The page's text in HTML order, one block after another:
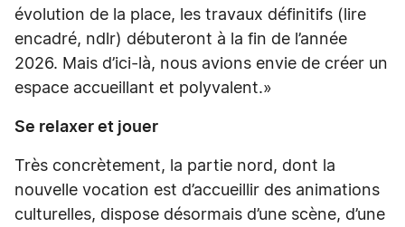
évolution de la place, les travaux définitifs (lire
encadré, ndlr) débuteront à la fin de l’année
2026. Mais d’ici-là, nous avions envie de créer un
espace accueillant et polyvalent.»
Se relaxer et jouer
Très concrètement, la partie nord, dont la
nouvelle vocation est d’accueillir des animations
culturelles, dispose désormais d’une scène, d’une